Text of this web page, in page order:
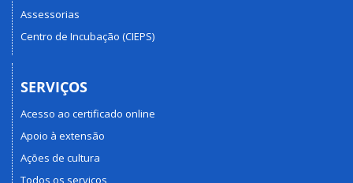
Assessorias
Centro de Incubação (CIEPS)
SERVIÇOS
Acesso ao certificado online
Apoio à extensão
Ações de cultura
Todos os serviços